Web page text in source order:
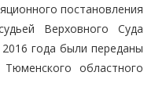
постановления
Верховного Суда
года были переданы
областного